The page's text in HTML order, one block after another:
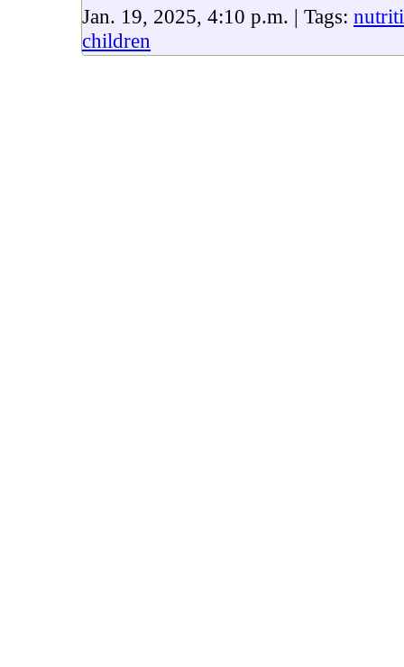
Jan. 19, 2025, 4:10 p.m. | Tags:
children